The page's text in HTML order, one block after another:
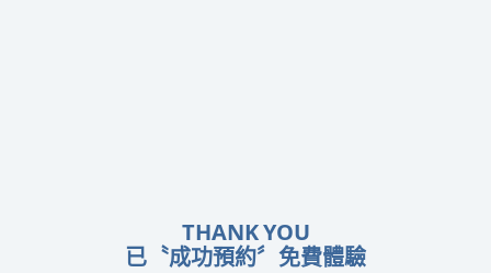
THANK YOU
已〝成功預約〞免費體驗